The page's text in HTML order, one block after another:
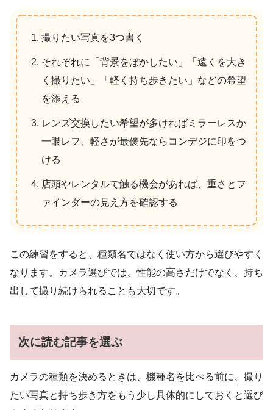
撮りたい写真を3つ書く
それぞれに「背景をぼかしたい」「遠くを大き
く撮りたい」「軽く持ち歩きたい」などの希望
を添える
レンズ交換したい希望が多ければミラーレスか
一眼レフ、軽さが最優先ならコンデジに印をつ
ける
店頭やレンタルで触る機会があれば、重さとフ
ァインダーの見え方を確認する
この練習をすると、種類名ではなく使い方から選びやすく
なります。カメラ選びでは、性能の高さだけでなく、持ち
出して撮り続けられることも大切です。
次に読む記事を選ぶ
カメラの種類を決めるときは、機種名を比べる前に、撮り
たい写真と持ち歩き方をもう少し具体的にしておくと選び